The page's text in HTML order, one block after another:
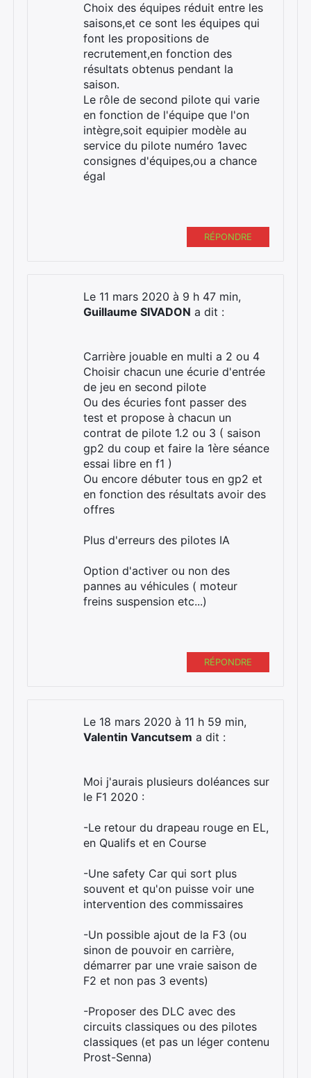
Choix des équipes réduit entre les
saisons,et ce sont les équipes qui
font les propositions de
recrutement,en fonction des
résultats obtenus pendant la
saison.
Le rôle de second pilote qui varie
en fonction de l'équipe que l'on
intègre,soit equipier modèle au
service du pilote numéro 1avec
consignes d'équipes,ou a chance
égal
RÉPONDRE
Le 11 mars 2020 à 9 h 47 min,
Guillaume SIVADON a dit :
Carrière jouable en multi a 2 ou 4
Choisir chacun une écurie d'entrée
de jeu en second pilote
Ou des écuries font passer des
test et propose à chacun un
contrat de pilote 1.2 ou 3 ( saison
gp2 du coup et faire la 1ère séance
essai libre en f1 )
Ou encore débuter tous en gp2 et
en fonction des résultats avoir des
offres
Plus d'erreurs des pilotes IA
Option d'activer ou non des
pannes au véhicules ( moteur
freins suspension etc...)
RÉPONDRE
Le 18 mars 2020 à 11 h 59 min,
Valentin Vancutsem a dit :
Moi j'aurais plusieurs doléances sur
le F1 2020 :
-Le retour du drapeau rouge en EL,
en Qualifs et en Course
-Une safety Car qui sort plus
souvent et qu'on puisse voir une
intervention des commissaires
-Un possible ajout de la F3 (ou
sinon de pouvoir en carrière,
démarrer par une vraie saison de
F2 et non pas 3 events)
-Proposer des DLC avec des
circuits classiques ou des pilotes
classiques (et pas un léger contenu
Prost-Senna)